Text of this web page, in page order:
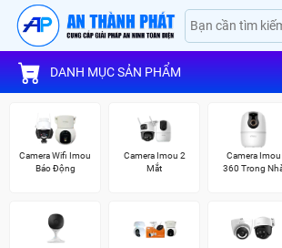
DANH MỤC SẢN PHẨM
Camera Wifi Imou
Báo Động
Camera Imou 2
Mắt
Camera Imou
360 Trong